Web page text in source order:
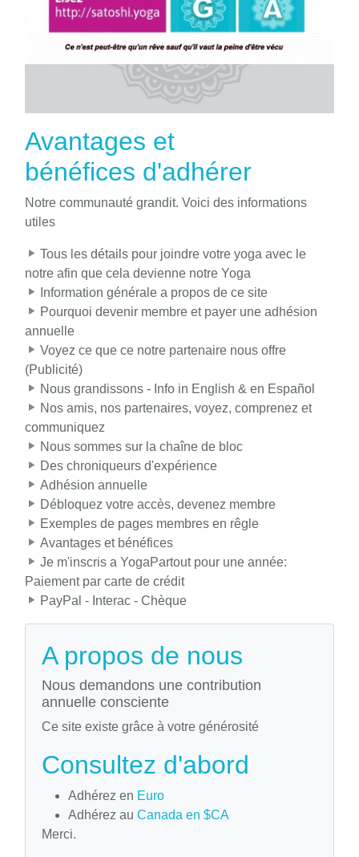
Avantages et
bénéfices d'adhérer
Notre communauté grandit. Voici des informations
utiles
Tous les détails pour joindre votre yoga avec le
notre afin que cela devienne notre Yoga
Information générale a propos de ce site
Pourquoi devenir membre et payer une adhésion
annuelle
Voyez ce que ce notre partenaire nous offre
(Publicité)
Nous grandissons - Info in English & en Español
Nos amis, nos partenaires, voyez, comprenez et
communiquez
Nous sommes sur la chaîne de bloc
Des chroniqueurs d'expérience
Adhésion annuelle
Débloquez votre accès, devenez membre
Exemples de pages membres en rêgle
Avantages et bénéfices
Je m'inscris a YogaPartout pour une année:
Paiement par carte de crédit
PayPal - Interac - Chèque
A propos de nous
Nous demandons une contribution
annuelle consciente
Ce site existe grâce à votre générosité
Consultez d'abord
Adhérez en Euro
Adhérez au Canada en $CA
Merci.